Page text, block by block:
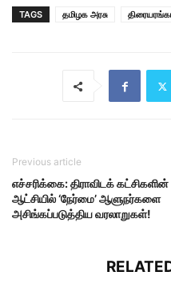
TAGS தமிழக அரசு
Previous article
எச்சரிக்கை: திராவிடக் கட்சிகளின்
ஆட்சியில் ‘நேர்மை’ ஆளுநர்களை
அசிங்கப்படுத்திய வரலாறுகள்!